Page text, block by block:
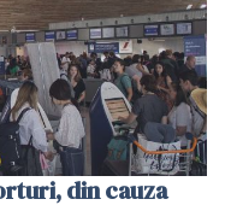
din cauza